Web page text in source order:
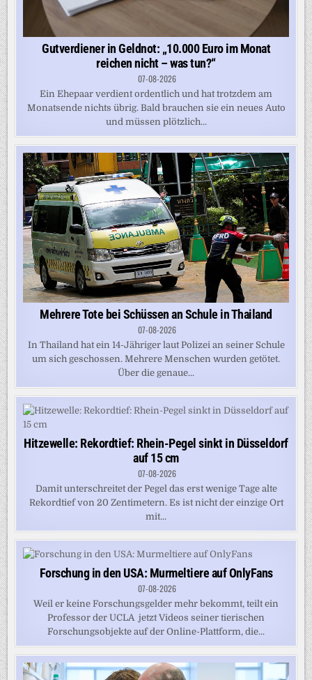
Gutverdiener in Geldnot: „10.000 Euro im Monat
reichen nicht – was tun?“
07-08-2026
Ein Ehepaar verdient ordentlich und hat trotzdem am
Monatsende nichts übrig. Bald brauchen sie ein neues Auto
und müssen plötzlich...
Mehrere Tote bei Schüssen an Schule in Thailand
07-08-2026
In Thailand hat ein 14-Jähriger laut Polizei an seiner Schule
um sich geschossen. Mehrere Menschen wurden getötet.
Über die genaue...
Hitzewelle: Rekordtief: Rhein-Pegel sinkt in Düsseldorf
auf 15 cm
07-08-2026
Damit unterschreitet der Pegel das erst wenige Tage alte
Rekordtief von 20 Zentimetern. Es ist nicht der einzige Ort
mit...
Forschung in den USA: Murmeltiere auf OnlyFans
07-08-2026
Weil er keine Forschungsgelder mehr bekommt, teilt ein
Professor der UCLA jetzt Videos seiner tierischen
Forschungsobjekte auf der Online-Plattform, die...